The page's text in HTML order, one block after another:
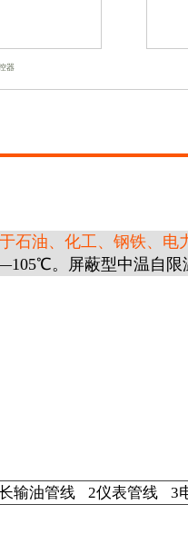
器
石油、化工、钢铁、
。屏蔽型中温自限
输油管线 2仪表管线3